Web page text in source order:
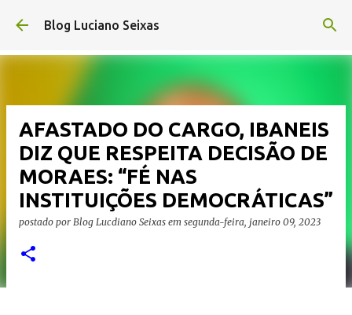
Pular para o conteúdo principal
Blog Luciano Seixas
AFASTADO DO CARGO, IBANEIS
DIZ QUE RESPEITA DECISÃO DE
MORAES: “FÉ NAS
INSTITUIÇÕES DEMOCRÁTICAS”
postado por Blog Lucdiano Seixas em segunda-feira, janeiro 09, 2023